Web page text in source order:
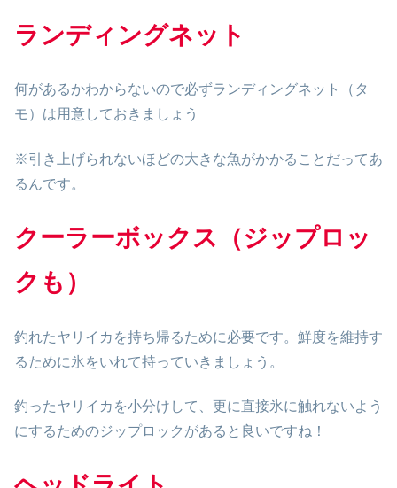
ランディングネット
何があるかわからないので必ずランディングネット（タ
モ）は用意しておきましょう
※引き上げられないほどの大きな魚がかかることだってあ
るんです。
クーラーボックス （ジップロッ
ク も ）
釣れたヤリイカを持ち帰るために必要です。鮮度を維持す
るために氷をいれて持っていきましょう。
釣ったヤリイカを小分けして、更に直接氷に触れないよう
にするためのジップロックがあると良いですね！